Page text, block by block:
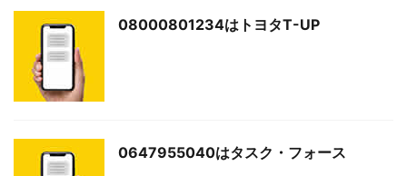
08000801234はトヨタT-UP
0647955040はタスク・フォース